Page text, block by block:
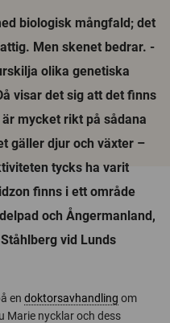
biologisk mångfald; det
Men skenet bedrar. -
olika genetiska
visar det sig att det finns
mycket rikt på sådana
gäller djur och växter –
tycks ha varit
finns i ett område
och Ångermanland,
vid Lunds
en doktorsavhandling om
Marie nycklar och dess